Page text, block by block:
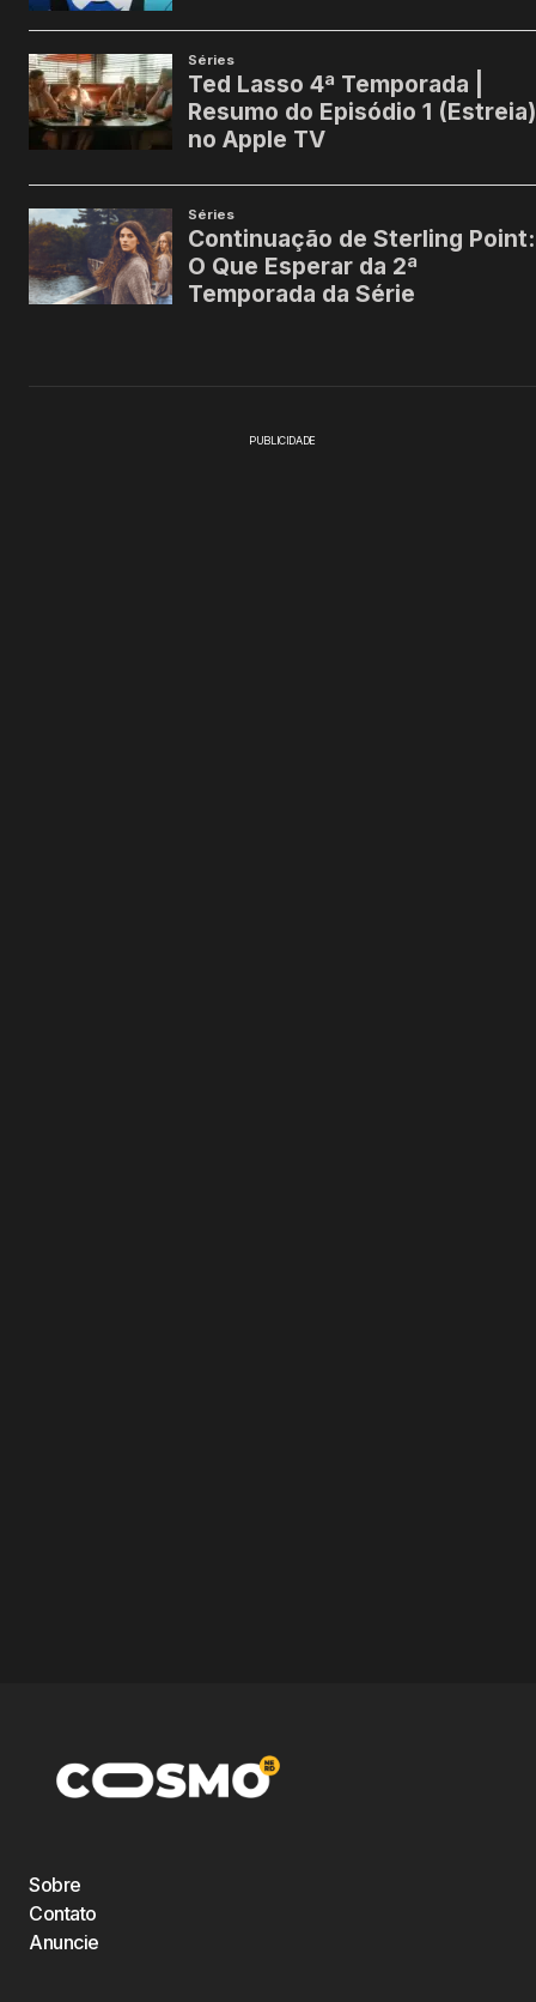
PUBLICIDADE
Sobre
Contato
Anuncie